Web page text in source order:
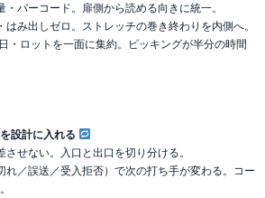
・バーコード。扉側から読める向きに統一。
はみ出しゼロ。ストレッチの巻き終わりを内側へ。
・ロットを一面に集約。ピッキングが半分の時間
設計に入れる
させない。入口と出口を切り分ける。
れ／誤送／受入拒否）で次の打ち手が変わる。コー